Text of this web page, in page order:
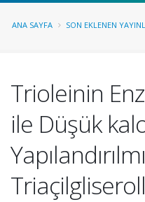
ANA SAYFA SON EKLENEN
Trioleinin
ile Düşük